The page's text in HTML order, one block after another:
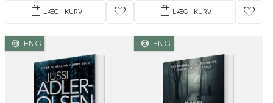
shopping_bag LÆG I KURV favorite shopping_bag LÆG I KURV favorite
language ENG language ENG